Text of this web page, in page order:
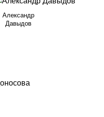
Александр
Давыдов